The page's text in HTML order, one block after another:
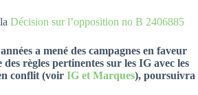
Décision sur l’opposition no B 2406885
a mené des campagnes en faveur
règles pertinentes sur les IG avec les
conflit (voir IG et Marques), poursuivra